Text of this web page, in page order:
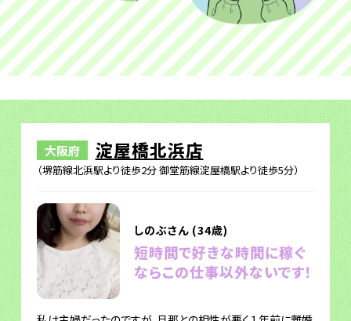
大阪府 淀屋橋北浜店
（堺筋線北浜駅より徒歩2分 御堂筋線淀屋橋駅より徒歩5分）
しのぶさん (34歳)
短時間で好きな時間に稼ぐ
ならこの仕事以外ないです！